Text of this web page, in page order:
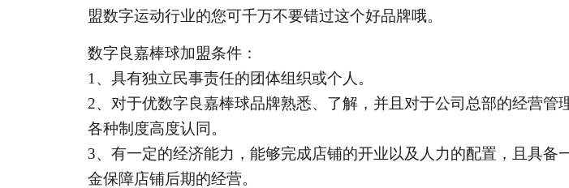
盟数字运动行业的您可千万不要错过这个好品牌哦。
数字良嘉棒球加盟条件：
1 、具有独立民事责任的团体组织或个人。
2、对于优数字良嘉棒球品牌熟悉、了解，并且对于公司总部的经营管
各种制度高度认同。
3、有一定的经济能力，能够完成店铺的开业以及人力的配置，且具备
金保障店铺后期的经营。